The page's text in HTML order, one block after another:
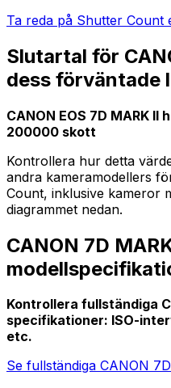
Ta reda på Shutter Count
Slutartal för
dess förväntade
CANON EOS 7D MARK
200000 skott
Kontrollera hur detta
andra kameramodellers
Count, inklusive kameror
diagrammet nedan.
CANON 7D
Kontrollera fullständiga
specifikationer: ISO-
etc.
Se fullständiga CANON